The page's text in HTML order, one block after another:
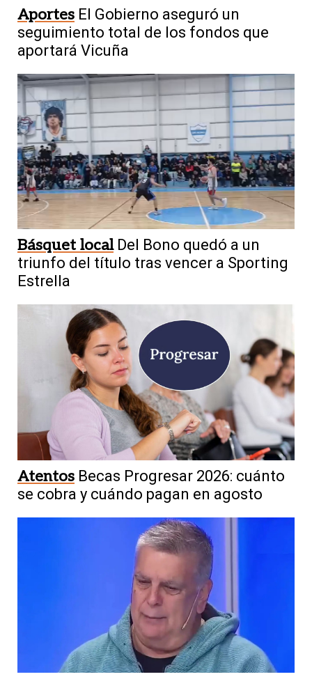
Aportes El Gobierno aseguró un
seguimiento total de los fondos que
aportará Vicuña
Básquet local Del Bono quedó a un
triunfo del título tras vencer a Sporting
Estrella
Atentos Becas Progresar 2026: cuánto
se cobra y cuándo pagan en agosto